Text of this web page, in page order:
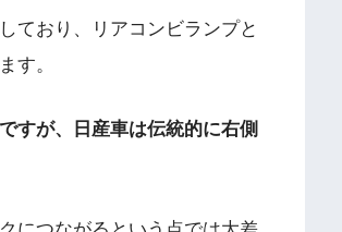
ており、リアコンビランプと
す。
すが、日産車は伝統的に右側